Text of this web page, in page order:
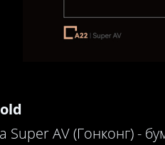
Super AV (Гонконг) -